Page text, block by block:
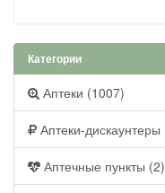
Категории
Аптеки (1007)
Аптеки-дискаунтеры
Аптечные пункты (2)